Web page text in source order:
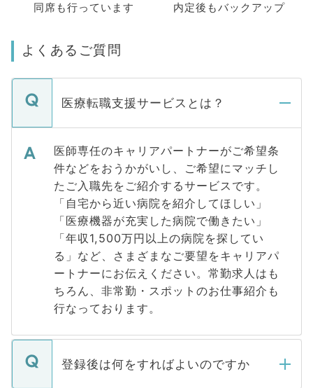
同席も行っています
内定後もバックアップ
よくあるご質問
医療転職支援サービスとは？
医師専任のキャリアパートナーがご希望条
件などをおうかがいし、ご希望にマッチし
たご入職先をご紹介するサービスです。
「自宅から近い病院を紹介してほしい」
「医療機器が充実した病院で働きたい」
「年収1,500万円以上の病院を探してい
る」など、さまざまなご要望をキャリアパ
ートナーにお伝えください。常勤求人はも
ちろん、非常勤・スポットのお仕事紹介も
行なっております。
登録後は何をすればよいのですか